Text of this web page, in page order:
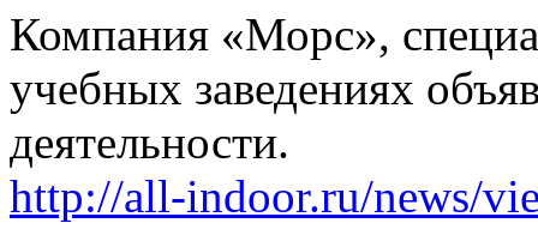
Компания «Морс»,
учебных заведениях
деятельности.
http://all-indoor.ru/news/